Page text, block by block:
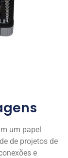
um papel
de projetos de
e